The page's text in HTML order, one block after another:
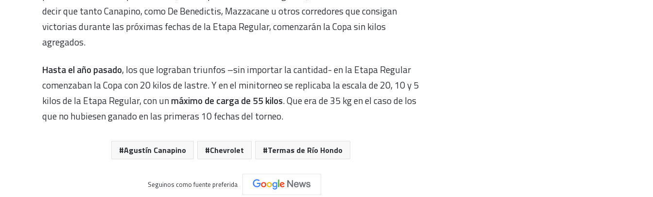
decir que tanto Canapino, como De Benedictis, Mazzacane u otros corredores que consigan
victorias durante las próximas fechas de la Etapa Regular, comenzarán la Copa sin kilos
agregados.
Hasta el año pasado, los que lograban triunfos –sin importar la cantidad- en la Etapa Regular
comenzaban la Copa con 20 kilos de lastre. Y en el minitorneo se replicaba la escala de 20, 10 y 5
kilos de la Etapa Regular, con unmáximo de carga de 55 kilos. Que era de 35 kg en el caso de los
que no hubiesen ganado en las primeras 10 fechas del torneo.
Agustín Canapino Chevrolet Termas de Río Hondo
Seguinos como fuente preferida